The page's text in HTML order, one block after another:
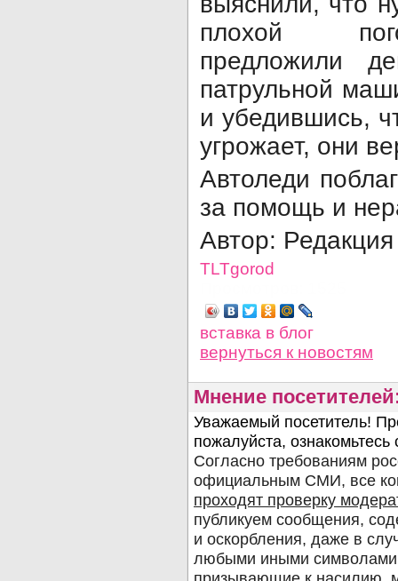
плохой
предложили
патрульной
и убедившись,
угрожает, они
Автоледи
за помощь и
Автор:
TLTgorod
вставка в блог
вернуться к новостям
Мнение